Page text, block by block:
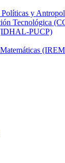
y
Tecnológica
PUCP)